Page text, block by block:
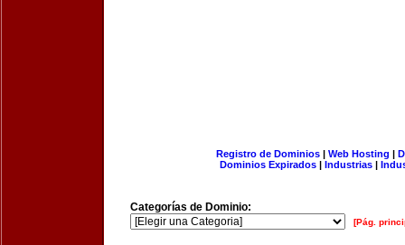
Registro de Dominios| Web Hosting |
Dominios Expirados | Industrias |
Categorías de Dominio:
[Pág.